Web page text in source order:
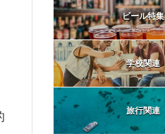
ビール特集
学校関連
旅行関連